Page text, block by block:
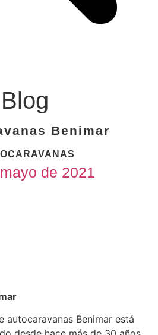
Blog
Benimar
de 2021
autocaravanas Benimar está